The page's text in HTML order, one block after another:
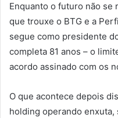
Enquanto o futuro não se
que trouxe o BTG e a
segue como presidente
completa 81 anos – o
acordo assinado com os
O que acontece depois
holding operando